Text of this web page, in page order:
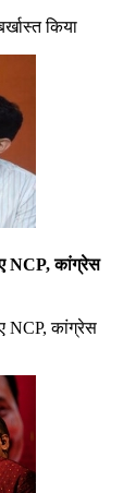
किया
NCP, कांग्रेस
NCP, कांग्रेस